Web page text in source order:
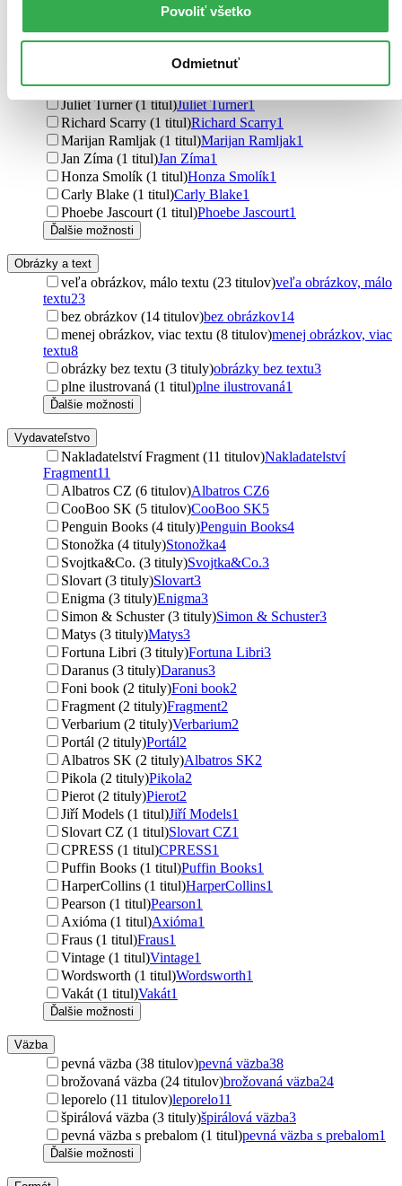
Povoliť všetko
Odmietnuť
Daniela Prusse (2 tituly)Daniela Prusse
Cinders McLeod (2 tituly)Cinders McLeod2
Jiří Žáček1
Pat Hegarty (1 titul)Pat Hegarty1
Juliet Turner (1 titul)Juliet Turner1
Richard Scarry (1 titul)Richard Scarry1
Marijan Ramljak (1 titul)Marijan Ramljak1
Jan Zíma (1 titul)Jan Zíma1
Honza Smolík (1 titul)Honza Smolík1
Carly Blake (1 titul)Carly Blake1
Phoebe Jascourt (1 titul)Phoebe Jascourt1
Ďalšie možnosti
Obrázky a text
veľa obrázkov, málo textu (23 titulov)veľa obrázkov, málo
textu23
bez obrázkov (14 titulov)bez obrázkov14
menej obrázkov, viac textu (8 titulov)menej obrázkov, viac
textu8
obrázky bez textu (3 tituly)obrázky bez textu3
plne ilustrovaná (1 titul)plne ilustrovaná1
Ďalšie možnosti
Vydavateľstvo
Nakladatelství Fragment (11 titulov)Nakladatelství
Fragment11
Albatros CZ (6 titulov)Albatros CZ6
CooBoo SK (5 titulov)CooBoo SK5
Penguin Books (4 tituly)Penguin Books4
Stonožka (4 tituly)Stonožka4
Svojtka&Co. (3 tituly)Svojtka&Co.3
Slovart (3 tituly)Slovart3
Enigma (3 tituly)Enigma3
Simon & Schuster (3 tituly)Simon & Schuster3
Matys (3 tituly)Matys3
Fortuna Libri (3 tituly)Fortuna Libri3
Daranus (3 tituly)Daranus3
Foni book (2 tituly)Foni book2
Fragment (2 tituly)Fragment2
Verbarium (2 tituly)Verbarium2
Portál (2 tituly)Portál2
Albatros SK (2 tituly)Albatros SK2
Pikola (2 tituly)Pikola2
Pierot (2 tituly)Pierot2
Jiří Models (1 titul)Jiří Models1
Slovart CZ (1 titul)Slovart CZ1
CPRESS (1 titul)CPRESS1
Puffin Books (1 titul)Puffin Books1
HarperCollins (1 titul)HarperCollins1
Pearson (1 titul)Pearson1
Axióma (1 titul)Axióma1
Fraus (1 titul)Fraus1
Vintage (1 titul)Vintage1
Wordsworth (1 titul)Wordsworth1
Vakát (1 titul)Vakát1
Ďalšie možnosti
Väzba
pevná väzba (38 titulov)pevná väzba38
brožovaná väzba (24 titulov)brožovaná väzba24
leporelo (11 titulov)leporelo11
špirálová väzba (3 tituly)špirálová väzba3
pevná väzba s prebalom (1 titul)pevná väzba s prebalom1
Ďalšie možnosti